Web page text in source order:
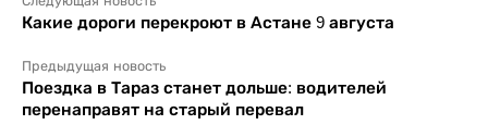
Какие дороги перекроют в Астане 9 августа
Предыдущая новость
Поездка в Тараз станет дольше: водителей
перенаправят на старый перевал